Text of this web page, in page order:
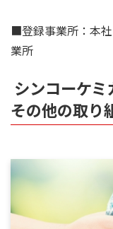
■登録事業所：本
業所
シンコーケ
その他の取り